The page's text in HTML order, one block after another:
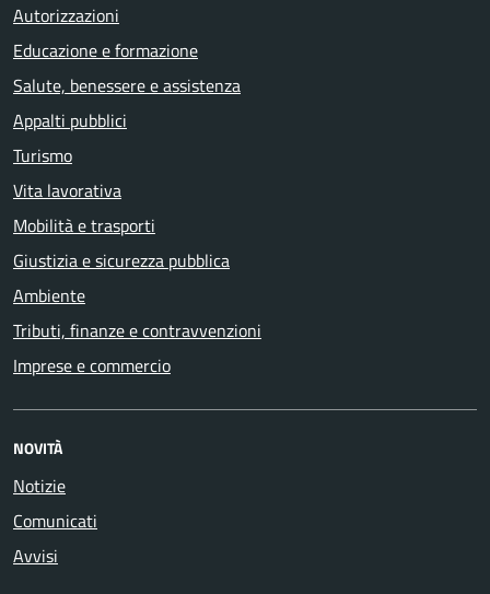
Autorizzazioni
Educazione e formazione
Salute, benessere e assistenza
Appalti pubblici
Turismo
Vita lavorativa
Mobilità e trasporti
Giustizia e sicurezza pubblica
Ambiente
Tributi, finanze e contravvenzioni
Imprese e commercio
NOVITÀ
Notizie
Comunicati
Avvisi